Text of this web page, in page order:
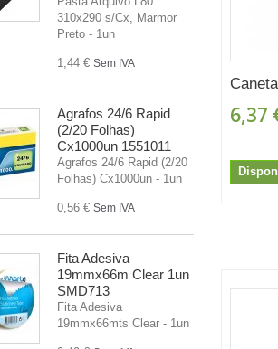
310x290 s/Cx, Marmor
Preto - 1un
1,44 € Sem IVA
Agrafos 24/6 Rapid
(2/20 Folhas)
Cx1000un 1551011
Agrafos 24/6 Rapid (2/20
Folhas) Cx1000un - 1un
0,56 € Sem IVA
Fita Adesiva
19mmx66m Clear 1un
SMD713
Fita Adesiva
19mmx66mts Clear - 1un
6,37